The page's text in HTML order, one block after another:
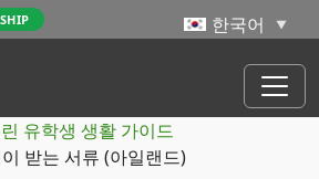
유학생 생활 가이드
받는 서류 (아일랜드)